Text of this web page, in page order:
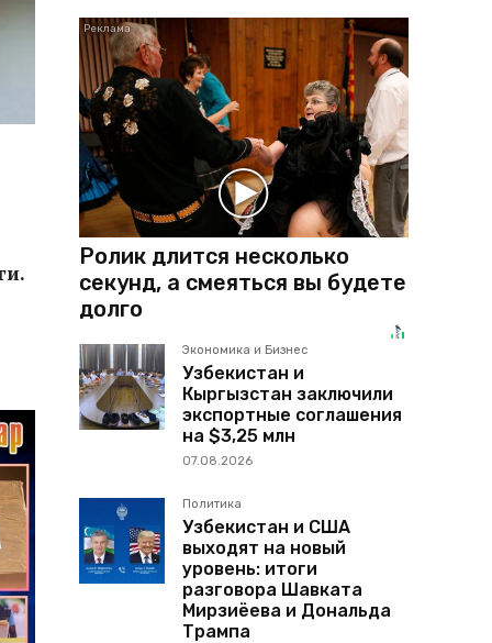
Ролик длится несколько
секунд, а смеяться вы будете
долго
Экономика и Бизнес
Узбекистан и
Кыргызстан заключили
экспортные соглашения
на $3,25 млн
07.08.2026
Политика
Узбекистан и США
выходят на новый
уровень: итоги
разговора Шавката
Мирзиёева и Дональда
Трампа